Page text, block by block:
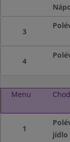
3
4
Menu Chod
1
jídlo